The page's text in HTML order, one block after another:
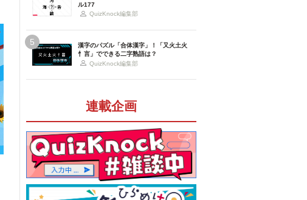
ル177
QuizKnock編集部
5
漢字のパズル「合体漢字」！「又火土火
忄言」でできる二字熟語は？
QuizKnock編集部
連載企画